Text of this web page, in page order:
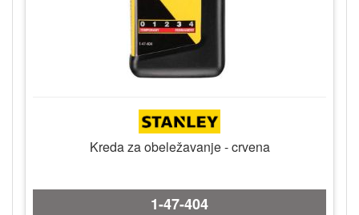
Kreda za obeležavanje - crvena
1-47-404